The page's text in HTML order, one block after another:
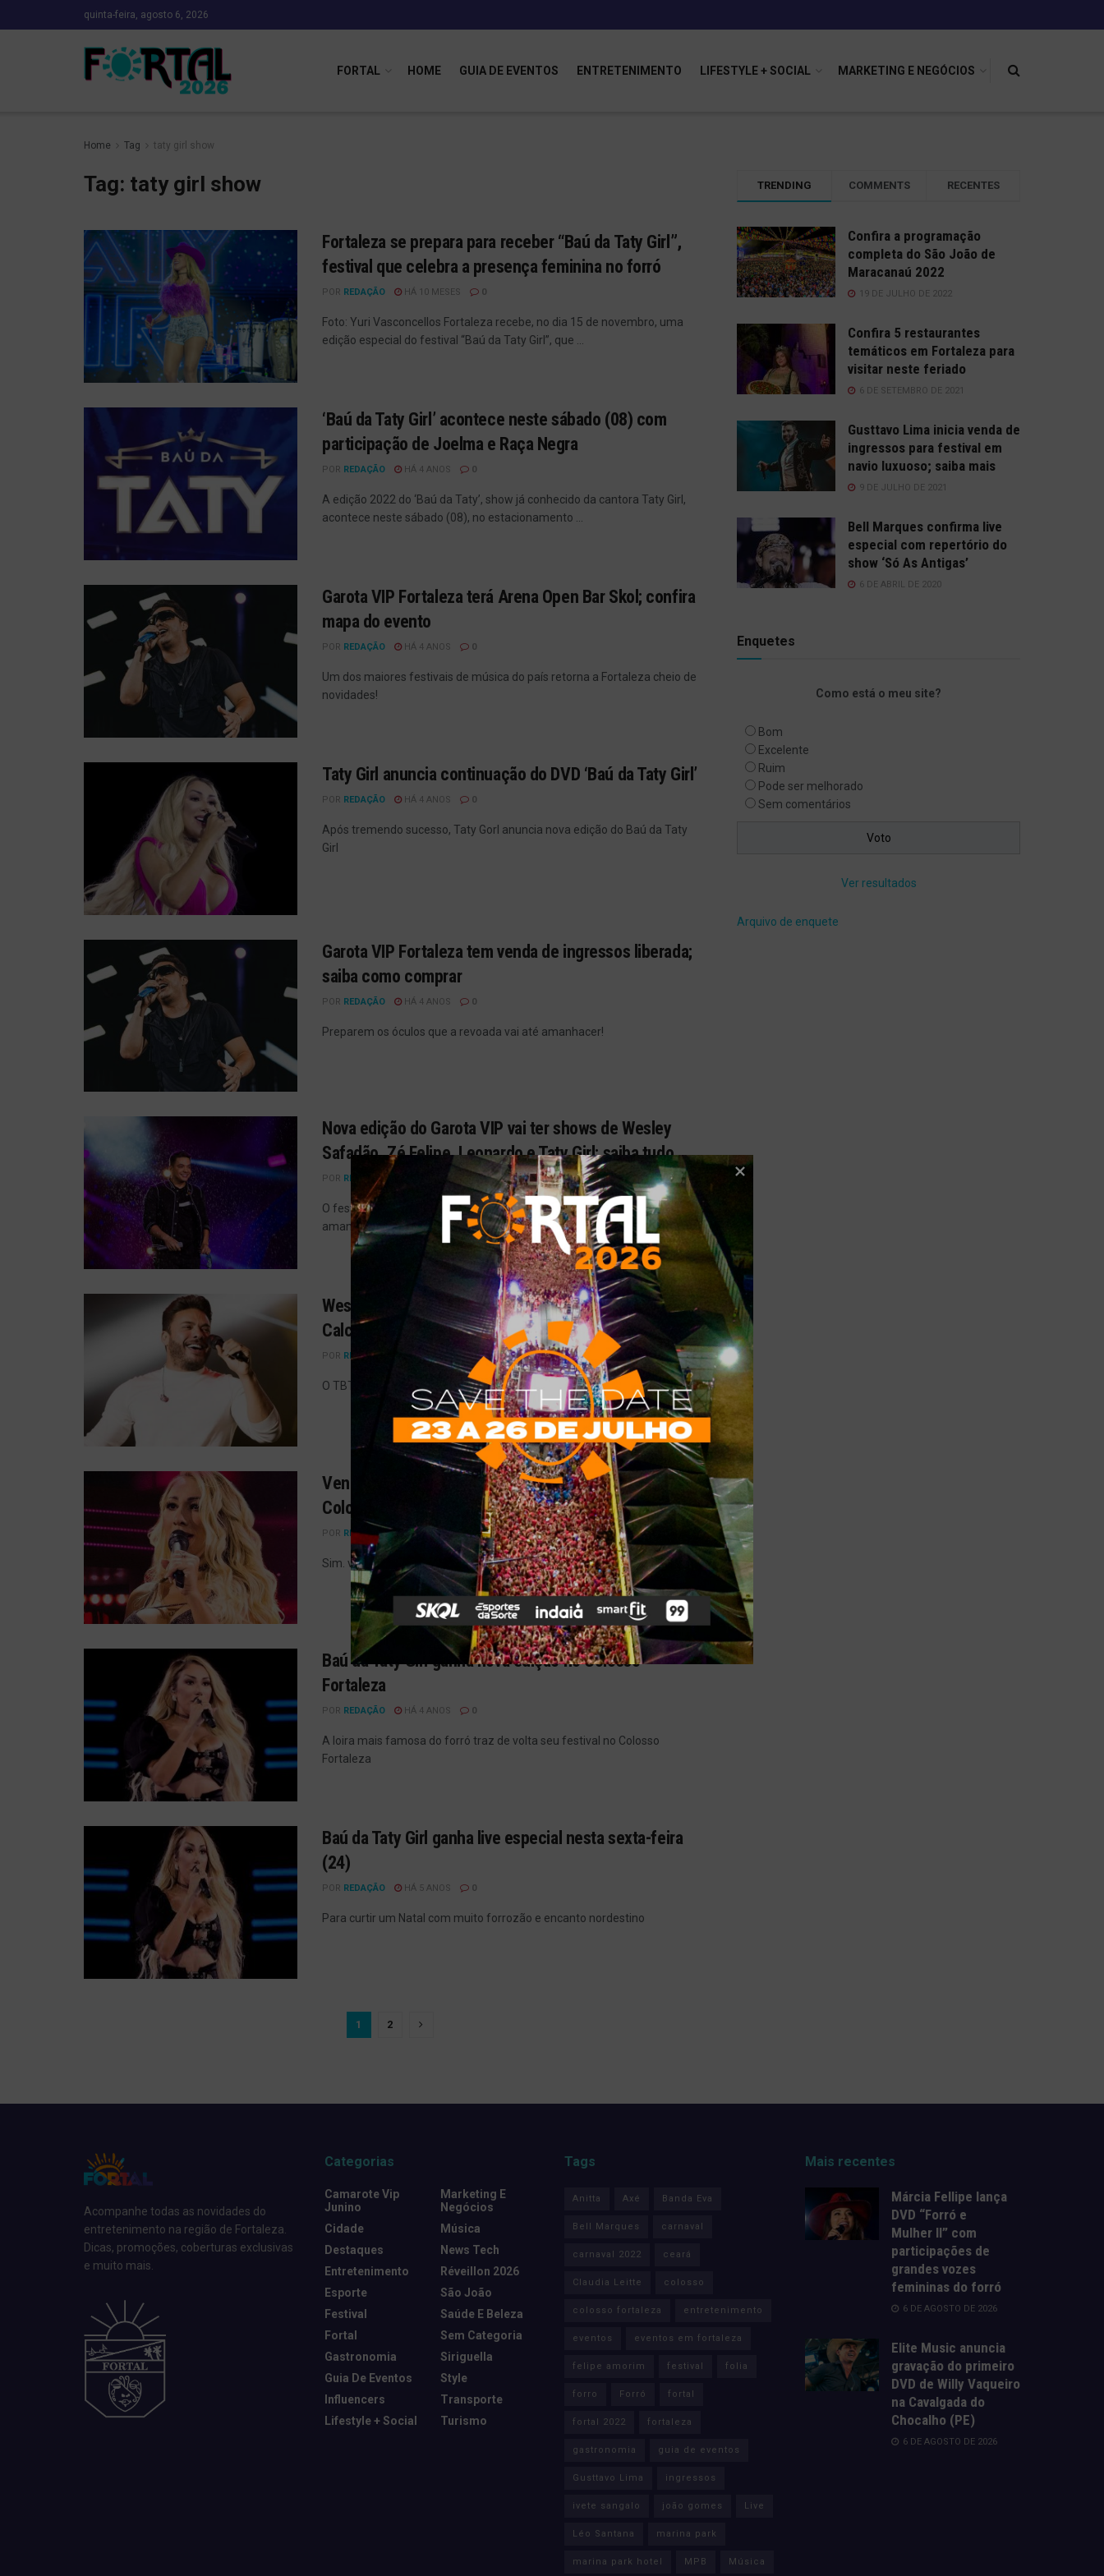
quinta-feira, agosto 6, 2026
FORTAL HOME GUIA DE EVENTOS ENTRETENIMENTO LIFESTYLE + SOCIAL MARKETING E NEGÓCIOS
Home Tag taty girl show
Tag: taty girl show
Fortaleza se prepara para receber “Baú da Taty Girl”,
festival que celebra a presença feminina no forró
POR REDAÇÃO HÁ 10 MESES 0
Foto: Yuri Vasconcellos Fortaleza recebe, no dia 15 de novembro, uma
edição especial do festival “Baú da Taty Girl”, que ...
‘Baú da Taty Girl’ acontece neste sábado (08) com
participação de Joelma e Raça Negra
POR REDAÇÃO HÁ 4 ANOS 0
A edição 2022 do ‘Baú da Taty’, show já conhecido da cantora Taty Girl,
acontece neste sábado (08), no estacionamento ...
Garota VIP Fortaleza terá Arena Open Bar Skol; confira
mapa do evento
POR REDAÇÃO HÁ 4 ANOS 0
Um dos maiores festivais de música do país retorna a Fortaleza cheio de
novidades!
Taty Girl anuncia continuação do DVD ‘Baú da Taty Girl’
POR REDAÇÃO HÁ 4 ANOS 0
Após tremendo sucesso, Taty Gorl anuncia nova edição do Baú da Taty
Girl
Garota VIP Fortaleza tem venda de ingressos liberada;
saiba como comprar
POR REDAÇÃO HÁ 4 ANOS 0
Preparem os óculos que a revoada vai até amanhacer!
Nova edição do Garota VIP vai ter shows de Wesley
Safadão, Zé Felipe, Leonardo e Taty Girl; saiba tudo
POR REDAÇÃO
O festival promete uma edição histórica com muita música até o
amanhecer!
Wesley Safadão abre nova edição do ‘TBT do WS’ com
Calcinha Preta e Taty Girl; saiba onde é
POR REDAÇÃO HÁ 4 ANOS 0
O TBT do WS retorna em 2022 com novos shows no nordeste!
Venda de ingressos abertas para show da Taty no
Colosso; saiba onde comprar
POR REDAÇÃO HÁ 4 ANOS 0
Sim. vai ter Taty Girl no Colosso!
Baú da Taty Girl ganha nova edição no Colosso
Fortaleza
POR REDAÇÃO HÁ 4 ANOS 0
A loira mais famosa do forró traz de volta seu festival no Colosso
Fortaleza
Baú da Taty Girl ganha live especial nesta sexta-feira
(24)
POR REDAÇÃO HÁ 5 ANOS 0
Para curtir um Natal com muito forrozão e encanto nordestino
1 2
TRENDING COMMENTS RECENTES
Confira a programação
completa do São João de
Maracanaú 2022
19 DE JULHO DE 2022
Confira 5 restaurantes
temáticos em Fortaleza para
visitar neste feriado
6 DE SETEMBRO DE 2021
Gusttavo Lima inicia venda de
ingressos para festival em
navio luxuoso; saiba mais
9 DE JULHO DE 2021
Bell Marques confirma live
especial com repertório do
show ‘Só As Antigas’
6 DE ABRIL DE 2020
Enquetes
Como está o meu site?
Bom
Excelente
Ruim
Pode ser melhorado
Sem comentários
Ver resultados
Arquivo de enquete
Acompanhe todas as novidades do
entretenimento na região de Fortaleza.
Dicas, promoções, coberturas exclusivas
e muito mais.
Categorias
Camarote Vip
Junino
Cidade
Destaques
Entretenimento
Esporte
Festival
Fortal
Gastronomia
Guia De Eventos
Influencers
Lifestyle + Social
Marketing E
Negócios
Música
News Tech
Réveillon 2026
São João
Saúde E Beleza
Sem Categoria
Siriguella
Style
Transporte
Turismo
Tags
Anitta Axé Banda Eva
Bell Marques carnaval
carnaval 2022 ceará
Claudia Leitte colosso
colosso fortaleza entretenimento
eventos eventos em fortaleza
felipe amorim festival folia
forro Forró fortal
fortal 2022 fortaleza
gastronomia guia de eventos
Gusttavo Lima ingressos
ivete sangalo joão gomes Live
Léo Santana marina park
marina park hotel MPB Música
Mais recentes
Márcia Fellipe lança
DVD “Forró e
Mulher II” com
participações de
grandes vozes
femininas do forró
6 DE AGOSTO DE 2026
Elite Music anuncia
gravação do primeiro
DVD de Willy Vaqueiro
na Cavalgada do
Chocalho (PE)
6 DE AGOSTO DE 2026